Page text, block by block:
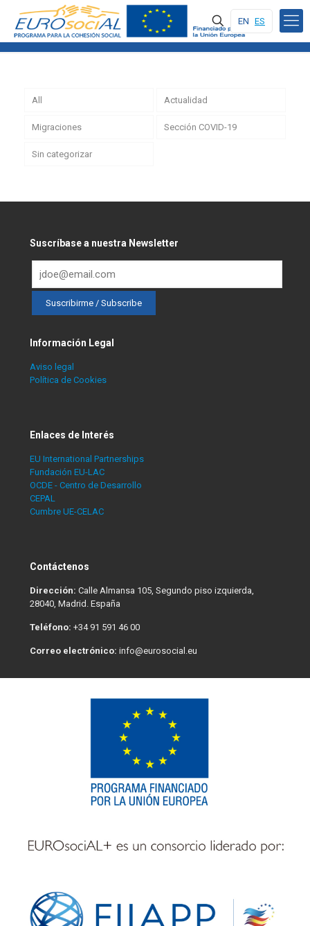
EN ES
All Actualidad
Migraciones Sección COVID-19
Sin categorizar
Suscríbase a nuestra Newsletter
Información Legal
Aviso legal
Política de Cookies
Enlaces de Interés
EU International Partnerships
Fundación EU-LAC
OCDE - Centro de Desarrollo
CEPAL
Cumbre UE-CELAC
Contáctenos
Dirección: Calle Almansa 105, Segundo piso izquierda,
28040, Madrid. España
Teléfono: +34 91 591 46 00
Correo electrónico: info@eurosocial.eu